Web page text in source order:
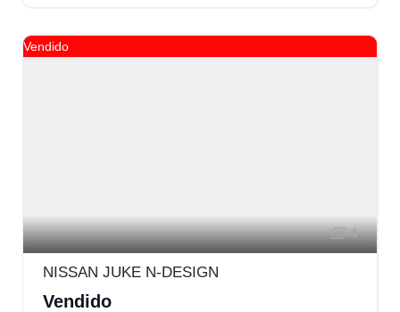
Vendido
4
NISSAN JUKE N-DESIGN
Vendido